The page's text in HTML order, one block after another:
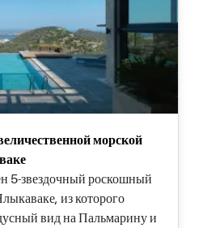
морской
5-звездочный роскошный
из которого
вид на Пальмарину и